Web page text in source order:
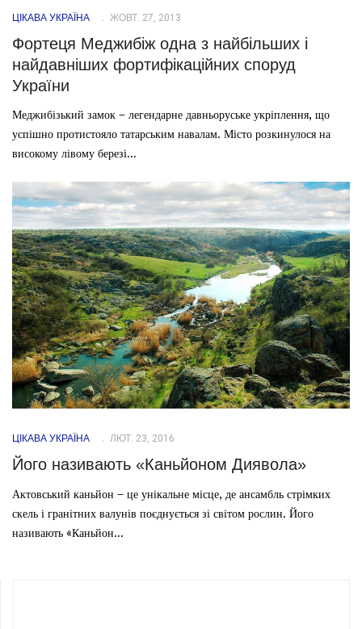
ЦІКАВА УКРАЇНА ЖОВТ. 27, 2013
Фортеця Меджибіж одна з найбільших і
найдавніших фортифікаційних споруд
України
Меджибізький замок – легендарне давньоруське укріплення, що
успішно протистояло татарським навалам. Місто розкинулося на
високому лівому березі...
ЦІКАВА УКРАЇНА ЛЮТ. 23, 2016
Його називають «Каньйоном Диявола»
Актовський каньйон – це унікальне місце, де ансамбль стрімких
скель і гранітних валунів поєднується зі світом рослин. Його
називають «Каньйон...